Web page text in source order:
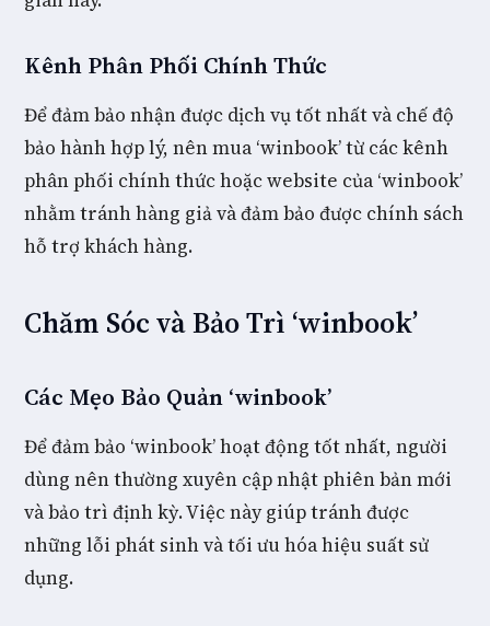
Kênh Phân Phối Chính Thức
Để đảm bảo nhận được dịch vụ tốt nhất và chế độ
bảo hành hợp lý, nên mua ‘winbook’ từ các kênh
phân phối chính thức hoặc website của ‘winbook’
nhằm tránh hàng giả và đảm bảo được chính sách
hỗ trợ khách hàng.
Chăm Sóc và Bảo Trì ‘winbook’
Các Mẹo Bảo Quản ‘winbook’
Để đảm bảo ‘winbook’ hoạt động tốt nhất, người
dùng nên thường xuyên cập nhật phiên bản mới
và bảo trì định kỳ. Việc này giúp tránh được
những lỗi phát sinh và tối ưu hóa hiệu suất sử
dụng.